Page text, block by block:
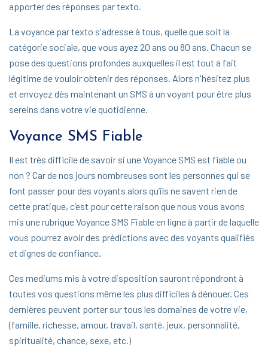
apporter des réponses par texto.
La voyance par texto s'adresse à tous, quelle que soit la
catégorie sociale, que vous ayez 20 ans ou 80 ans. Chacun se
pose des questions profondes auxquelles il est tout à fait
légitime de vouloir obtenir des réponses. Alors n'hésitez plus
et envoyez dès maintenant un SMS à un voyant pour être plus
sereins dans votre vie quotidienne.
Voyance SMS Fiable
Il est très difficile de savoir si une Voyance SMS est fiable ou
non ? Car de nos jours nombreuses sont les personnes qui se
font passer pour des voyants alors qu’ils ne savent rien de
cette pratique, c’est pour cette raison que nous vous avons
mis une rubrique Voyance SMS Fiable en ligne à partir de laquelle
vous pourrez avoir des prédictions avec des voyants qualifiés
et dignes de confiance.
Ces mediums mis à votre disposition sauront répondront à
toutes vos questions même les plus difficiles à dénouer. Ces
dernières peuvent porter sur tous les domaines de votre vie,
(famille, richesse, amour, travail, santé, jeux, personnalité,
spiritualité, chance, sexe, etc.)